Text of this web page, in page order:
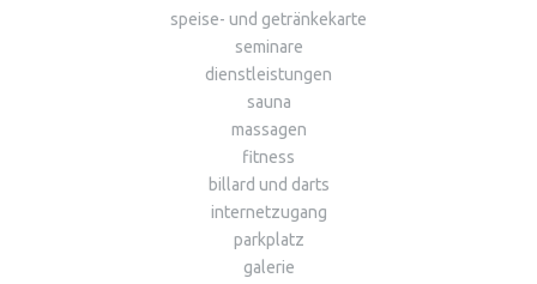
speise- und getränkekarte
seminare
dienstleistungen
sauna
massagen
fitness
billard und darts
internetzugang
parkplatz
galerie